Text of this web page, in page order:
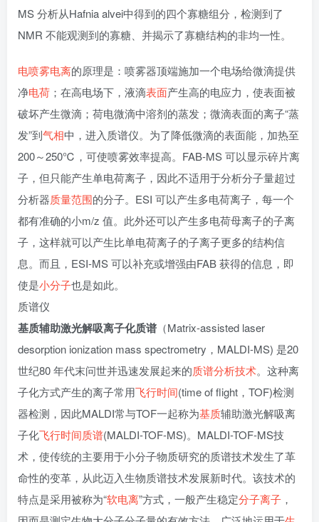
MS 分析从Hafnia alvei中得到的四个寡糖组分，检测到了
NMR 不能观测到的寡糖、并揭示了寡糖结构的非均一性。
电喷雾电离的原理是：喷雾器顶端施加一个电场给微滴提供
净电荷 ；在高电场下，液滴表面产生高的电应力，使表面被
破坏产生微滴；荷电微滴中溶剂的蒸发；微滴表面的离子“蒸
发”到气相中，进入质谱仪。为了降低微滴的表面能，加热至
200～250℃，可使喷雾效率提高。FAB-MS 可以显示碎片离
子，但只能产生单电荷离子，因此不适用于分析分子量超过
分析器质量范围的分子。ESI 可以产生多电荷离子，每一个
都有准确的小m/z 值。此外还可以产生多电荷母离子的子离
子，这样就可以产生比单电荷离子的子离子更多的结构信
息。而且，ESI-MS 可以补充或增强由FAB 获得的信息，即
使是小分子也是如此。
质谱仪
基质辅助激光解吸离子化质谱 （Matrix-assisted laser
desorption ionization mass spectrometry，MALDI-MS) 是20
世纪80 年代末问世并迅速发展起来的质谱分析技术。这种离
子化方式产生的离子常用飞行时间(time of flight，TOF)检测
器检测，因此MALDI常与TOF一起称为基质辅助激光解吸离
子化飞行时间质谱(MALDI-TOF-MS)。MALDI-TOF-MS技
术，使传统的主要用于小分子物质研究的质谱技术发生了革
命性的变革，从此迈入生物质谱技术发展新时代。该技术的
特点是采用被称为“软电离”方式，一般产生稳定分子离子 ，